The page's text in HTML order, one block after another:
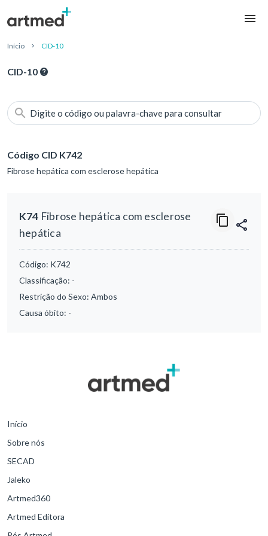
Início CID-10
CID-10
Digite o código ou palavra-chave para consultar
Código CID K742
Fibrose hepática com esclerose hepática
K74 Fibrose hepática com esclerose
hepática
Código: K742
Classificação: -
Restrição do Sexo: Ambos
Causa óbito: -
Início
Sobre nós
SECAD
Jaleko
Artmed360
Artmed Editora